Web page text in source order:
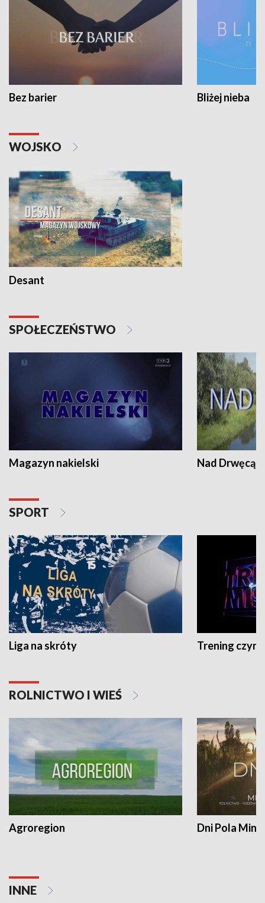
Bez barier Bliżej nieba
WOJSKO
Desant
SPOŁECZEŃSTWO
Magazyn nakielski Nad Drwęcą
SPORT
Liga na skróty Trening czyni
ROLNICTWO I WIEŚ
Agroregion Dni Pola
INNE